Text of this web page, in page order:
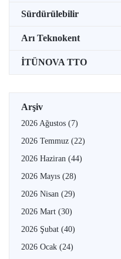
Sürdürülebilir
Arı Teknokent
İTÜNOVA TTO
Arşiv
2026 Ağustos (7)
2026 Temmuz (22)
2026 Haziran (44)
2026 Mayıs (28)
2026 Nisan (29)
2026 Mart (30)
2026 Şubat (40)
2026 Ocak (24)